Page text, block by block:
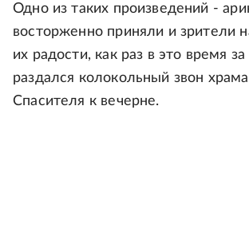
Одно из таких произведений -
восторженно приняли и зрители
их радости, как раз в это время
раздался колокольный звон
Спасителя к вечерне.